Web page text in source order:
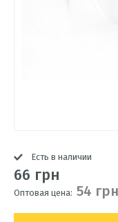
Есть в наличии
66 грн
Оптовая цена: 54 грн